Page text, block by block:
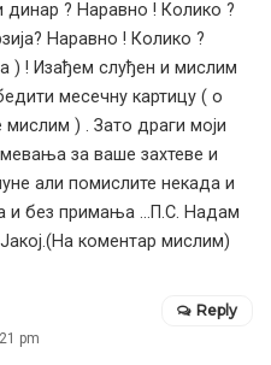
? Наравно ! Колико ?
Наравно ! Колико ?
) ! Изађем слуђен и мислим
месечну картицу ( о
) . Зато драги моји
за ваше захтеве и
али помислите некада и
и без примања …П.С. Надам
коментар мислим)
pm
Reply